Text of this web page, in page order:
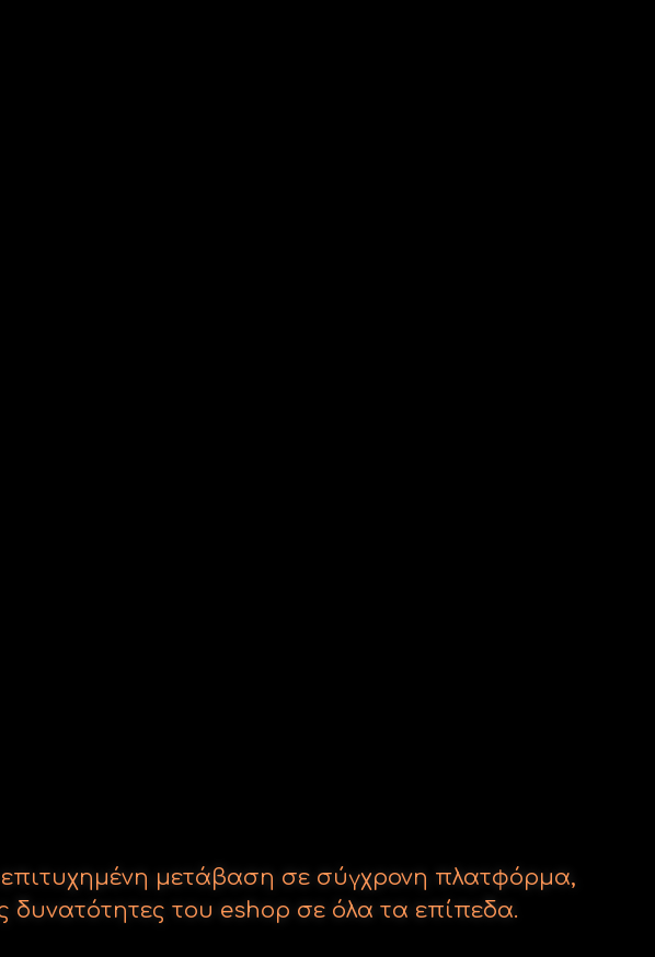
μετάβαση σε σύγχρονη πλατφόρμα,
δυνατότητες του eshop σε όλα τα επίπεδα.